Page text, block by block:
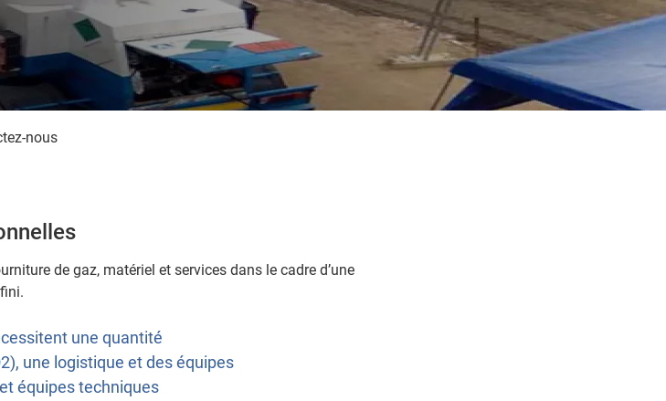
nous
de gaz, matériel et services dans le cadre d’une
une quantité
une logistique et des équipes
équipes techniques